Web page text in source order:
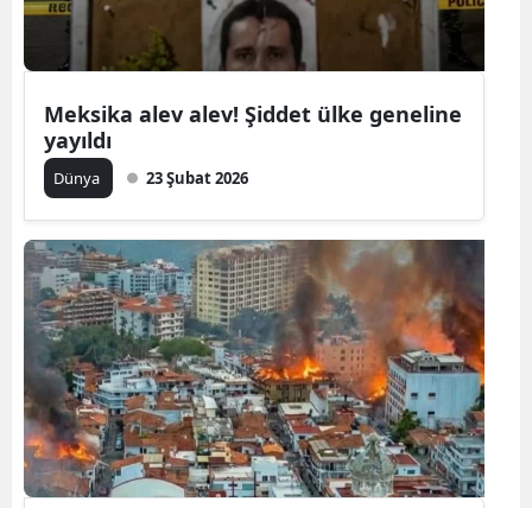
Meksika alev alev! Şiddet ülke geneline
yayıldı
Dünya 23 Şubat 2026